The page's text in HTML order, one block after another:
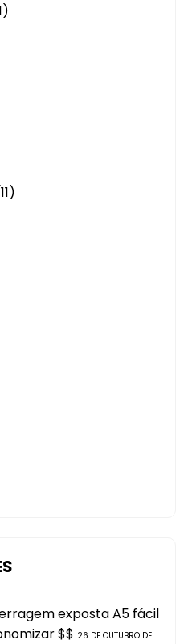
exposta A5 fácil
$$ 26 DE OUTUBRO DE